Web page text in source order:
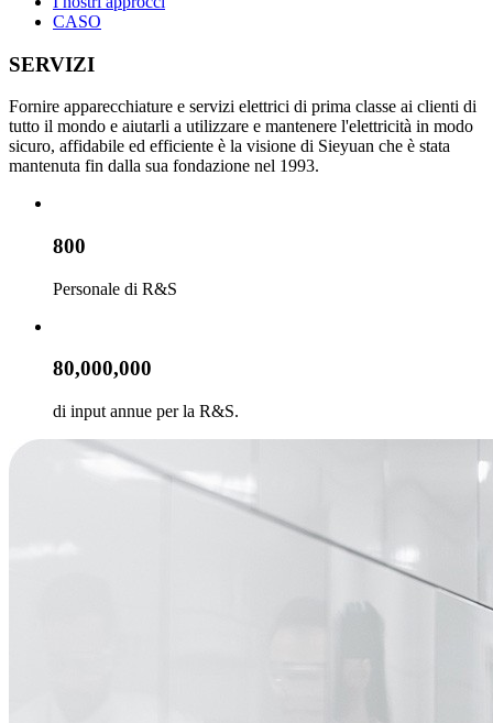
CASO
SERVIZI
Fornire apparecchiature e servizi elettrici di prima classe ai clienti di
tutto il mondo e aiutarli a utilizzare e mantenere l'elettricità in modo
sicuro, affidabile ed efficiente è la visione di Sieyuan che è stata
mantenuta fin dalla sua fondazione nel 1993.
800
Personale di R&S
80,000,000
di input annue per la R&S.